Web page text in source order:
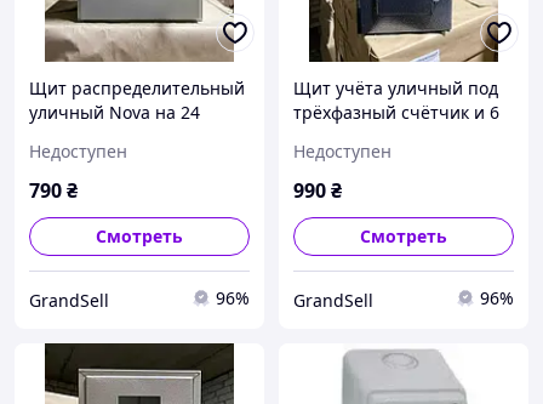
Щит распределительный
уличный Nova на 24
Недоступен
790₴
Смотреть
GrandSell 96%
Щит учёта уличный под
трёхфазный счётчик и 6
Недоступен
990₴
Смотреть
GrandSell 96%